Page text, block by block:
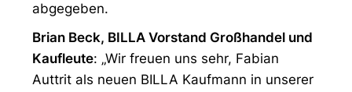
abgegeben.
Brian Beck, BILLA Vorstand Großhandel und
Kaufleute: „Wir freuen uns sehr, Fabian
Auttrit als neuen BILLA Kaufmann in unserer